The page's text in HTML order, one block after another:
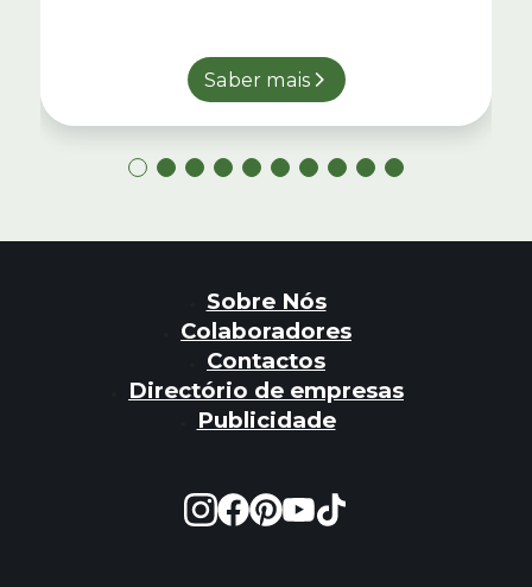
Saber mais
Sobre Nós
Colaboradores
Contactos
Directório de empresas
Publicidade